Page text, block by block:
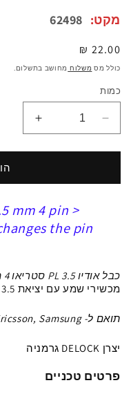
מקט: 62498
מחיר
רגיל
22.00 ₪
כולל מס משלוח מחושב בתשלום.
כמות
הפחתת
כמות
ל
מאריך
3.5
סטריאו
מגעים
ז/נ
17
הגדלת
כמות
ל
מאריך
PL
3.5
סטריאו
מגעים
ז/נ
ס&quot;מ
mm 4 pin >
the pin
כבל אודיו PL 3.5 סטריאו 4 מגעים
מכשירי שמע עם יציאת
תואם ל- iPhone, iPad, iPod, Samsung
יצרן DELOCK גרמניה
פרטים טכניים